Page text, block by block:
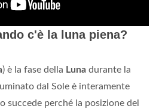
c'è la luna piena?
) è la fase della Luna durante la
dal Sole è interamente
succede perché la posizione del